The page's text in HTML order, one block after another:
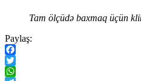
Tam ölçüdə baxmaq üçün
Paylaş:
Facebook
Twitter